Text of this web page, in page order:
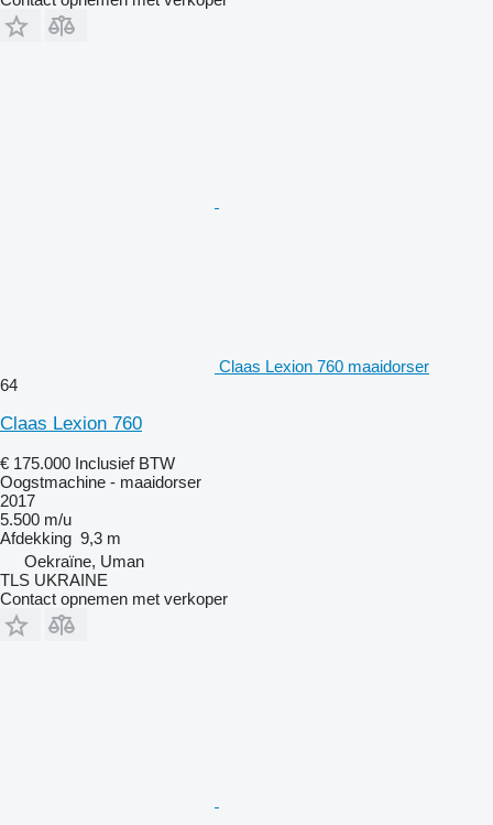
Claas Lexion 760 maaidorser
64
Claas Lexion 760
€ 175.000 Inclusief BTW
Oogstmachine - maaidorser
2017
5.500 m/u
Afdekking 9,3 m
Oekraïne, Uman
TLS UKRAINE
Contact opnemen met verkoper